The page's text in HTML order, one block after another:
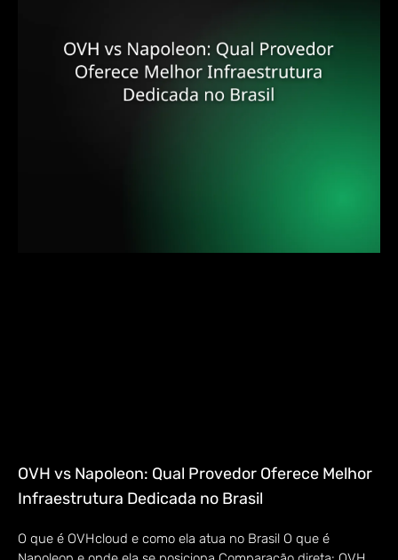
OVH vs Napoleon: Qual Provedor Oferece Melhor
Infraestrutura Dedicada no Brasil
O que é OVHcloud e como ela atua no Brasil O que é